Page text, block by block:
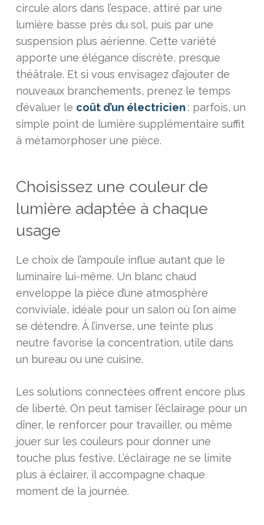
circule alors dans l’espace, attiré par une
lumière basse près du sol, puis par une
suspension plus aérienne. Cette variété
apporte une élégance discrète, presque
théâtrale. Et si vous envisagez d’ajouter de
nouveaux branchements, prenez le temps
d’évaluer le coût d’un électricien : parfois, un
simple point de lumière supplémentaire suffit
à métamorphoser une pièce.
Choisissez une couleur de
lumière adaptée à chaque
usage
Le choix de l’ampoule influe autant que le
luminaire lui-même. Un blanc chaud
enveloppe la pièce d’une atmosphère
conviviale, idéale pour un salon où l’on aime
se détendre. À l’inverse, une teinte plus
neutre favorise la concentration, utile dans
un bureau ou une cuisine.
Les solutions connectées offrent encore plus
de liberté. On peut tamiser l’éclairage pour un
dîner, le renforcer pour travailler, ou même
jouer sur les couleurs pour donner une
touche plus festive. L’éclairage ne se limite
plus à éclairer, il accompagne chaque
moment de la journée.